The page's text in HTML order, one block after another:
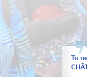
To